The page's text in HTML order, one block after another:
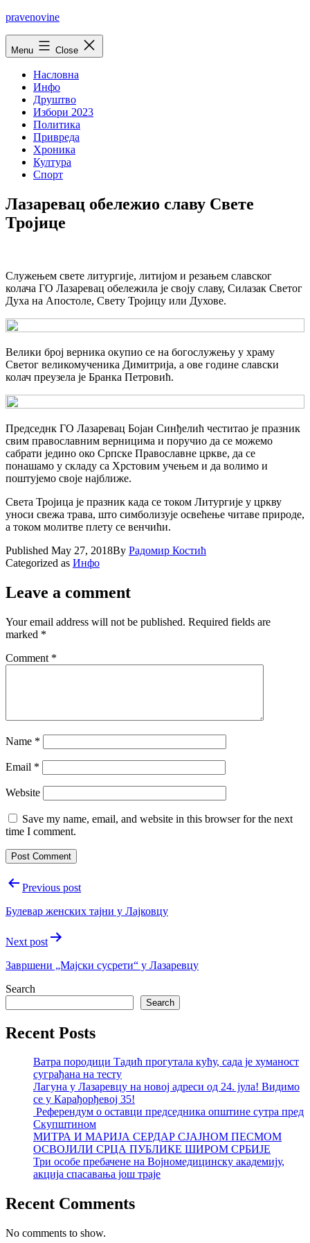
Skip
pravenovine
Menu Close
Насловна
Инфо
Друштво
Избори 2023
Политика
Привреда
Хроника
Култура
Спорт
Лазаревац обележио славу Свете
Тројице
Служењем свете литургије, литијом и резањем славског
колача ГО Лазаревац обележила је своју славу, Силазак Светог
Духа на Апостоле, Свету Тројицу или Духове.
Велики број верника окупио се на богослужењу у храму
Светог великомученика Димитрија, а ове године славски
колач преузела је Бранка Петровић.
Председнк ГО Лазаревац Бојан Синђелић честитао је празник
свим православним верницима и поручио да се можемо
сабрати једино око Српске Православне цркве, да се
понашамо у складу са Хрстовим учењем и да волимо и
поштујемо своје најближе.
Света Тројица је празник када се током Литургије у цркву
уноси свежа трава, што симболизује освећење читаве природе,
а током молитве плету се венчићи.
Published May 27, 2018By Радомир Костић
Categorized as Инфо
Leave a comment
Your email address will not be published. Required fields are
marked *
Comment *
Name *
Email *
Website
Save my name, email, and website in this browser for the next
time I comment.
PostPrevious post
Булевар женских тајни у Лајковцу
Next post
Завршени „Мајски сусрети“ у Лазаревцу
Search
Search
Recent Posts
Ватра породици Тадић прогутала кућу, сада је хуманост
суграђана на тесту
Лагуна у Лазаревцу на новој адреси од 24. јула! Видимо
се у Карађорђевој 35!
Референдум о оставци председника општине сутра пред
Скупштином
МИТРА И МАРИЈА СЕРДАР СЈАЈНОМ ПЕСМОМ
ОСВОЈИЛИ СРЦА ПУБЛИКЕ ШИРОМ СРБИЈЕ
Три особе пребачене на Војномедицинску академију,
акција спасавања још траје
Recent Comments
No comments to show.